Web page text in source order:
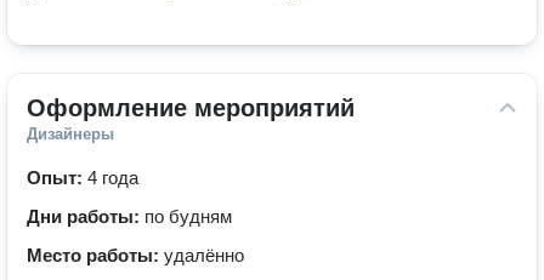
Оформление мероприятий
Дизайнеры
Опыт: 4 года
Дни работы: по будням
Место работы: удалённо